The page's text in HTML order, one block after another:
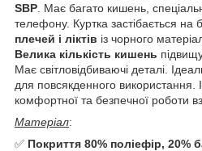
SBP . Має багато кишень,
телефону. Куртка застібається на
плечей і ліктів із чорного
Велика кількість кишень
Має світловідбиваючі деталі.
для повсякденного використання.
комфортної та безпечної роботи
Матеріал:
✅ Покриття 80% поліефір, 20%